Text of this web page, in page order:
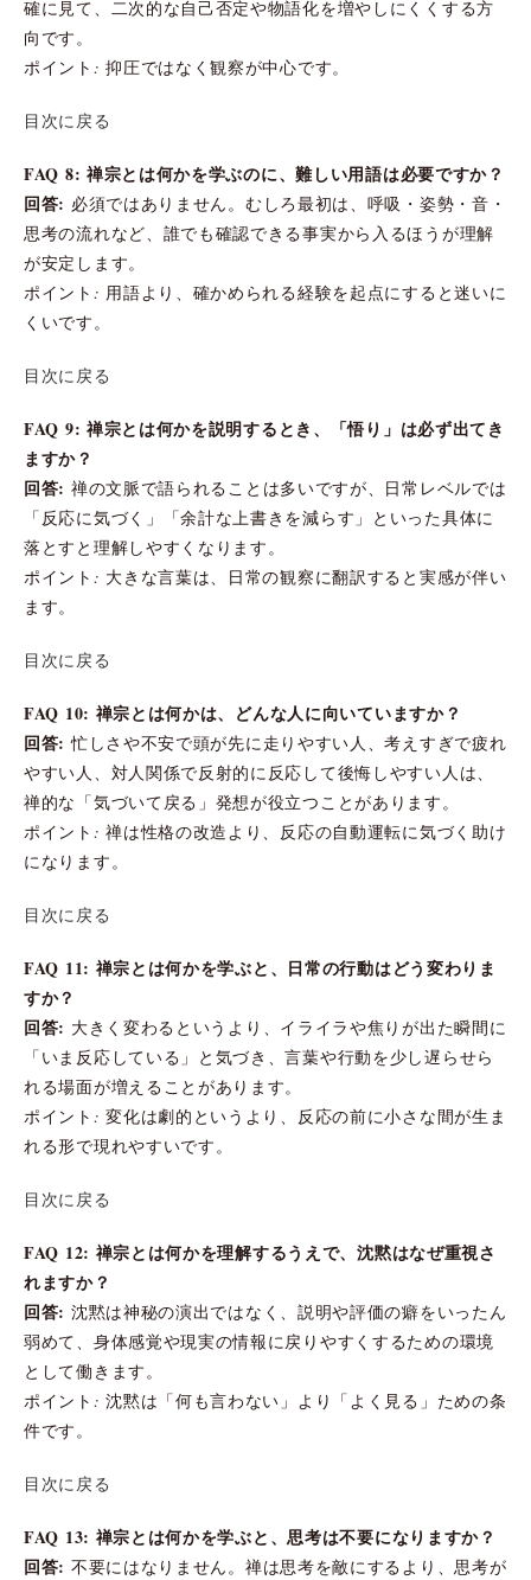
確に見て、二次的な自己否定や物語化を増やしにくくする方
向です。
ポイント: 抑圧ではなく観察が中心です。
目次に戻る
FAQ 8: 禅宗とは何かを学ぶのに、難しい用語は必要ですか？
回答: 必須ではありません。むしろ最初は、呼吸・姿勢・音・
思考の流れなど、誰でも確認できる事実から入るほうが理解
が安定します。
ポイント: 用語より、確かめられる経験を起点にすると迷いに
くいです。
目次に戻る
FAQ 9: 禅宗とは何かを説明するとき、「悟り」は必ず出てき
ますか？
回答: 禅の文脈で語られることは多いですが、日常レベルでは
「反応に気づく」「余計な上書きを減らす」といった具体に
落とすと理解しやすくなります。
ポイント: 大きな言葉は、日常の観察に翻訳すると実感が伴い
ます。
目次に戻る
FAQ 10: 禅宗とは何かは、どんな人に向いていますか？
回答: 忙しさや不安で頭が先に走りやすい人、考えすぎで疲れ
やすい人、対人関係で反射的に反応して後悔しやすい人は、
禅的な「気づいて戻る」発想が役立つことがあります。
ポイント: 禅は性格の改造より、反応の自動運転に気づく助け
になります。
目次に戻る
FAQ 11: 禅宗とは何かを学ぶと、日常の行動はどう変わりま
すか？
回答: 大きく変わるというより、イライラや焦りが出た瞬間に
「いま反応している」と気づき、言葉や行動を少し遅らせら
れる場面が増えることがあります。
ポイント: 変化は劇的というより、反応の前に小さな間が生ま
れる形で現れやすいです。
目次に戻る
FAQ 12: 禅宗とは何かを理解するうえで、沈黙はなぜ重視さ
れますか？
回答: 沈黙は神秘の演出ではなく、説明や評価の癖をいったん
弱めて、身体感覚や現実の情報に戻りやすくするための環境
として働きます。
ポイント: 沈黙は「何も言わない」より「よく見る」ための条
件です。
目次に戻る
FAQ 13: 禅宗とは何かを学ぶと、思考は不要になりますか？
回答: 不要にはなりません。禅は思考を敵にするより、思考が